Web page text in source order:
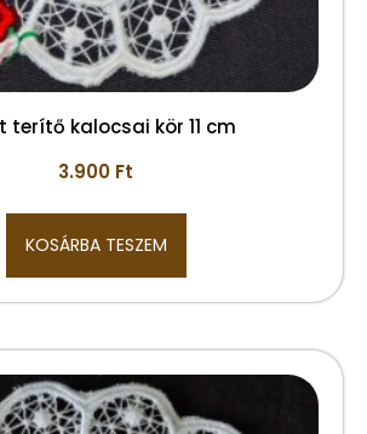
terítő kalocsai kör 11 cm
3.900 Ft
KOSÁRBA TESZEM